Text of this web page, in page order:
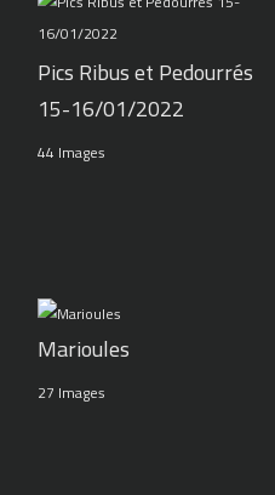
Pics Ribus et Pedourrés
15-16/01/2022
44 Images
Marioules
27 Images